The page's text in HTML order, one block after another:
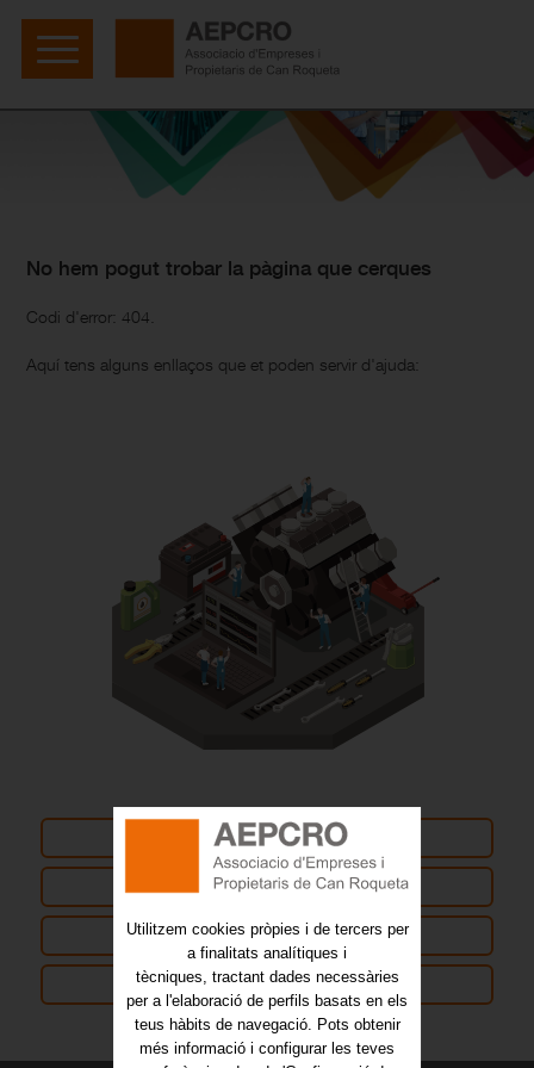
No hem pogut trobar la pàgina que cerques
Codi d'error: 404.
Aquí tens alguns enllaços que et poden servir d'ajuda:
INICI
QUÈ ÉS AEPCRO
MAPA WEB
CONTACTE
Utilitzem cookies pròpies i de tercers per
a finalitats analítiques i
tècniques, tractant dades necessàries
per a l'elaboració de perfils basats en els
teus hàbits de navegació. Pots obtenir
més informació i configurar les teves